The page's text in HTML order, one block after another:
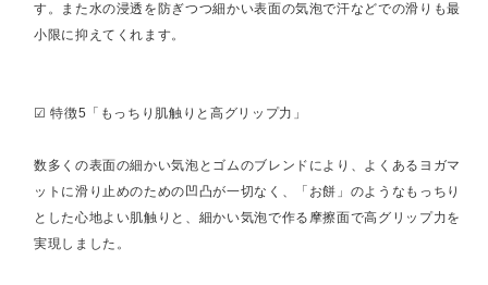
す。また水の浸透を防ぎつつ細かい表面の気泡で汗などでの滑りも最
小限に抑えてくれます。
☑︎ 特徴5「もっちり肌触りと高グリップ力」
数多くの表面の細かい気泡とゴムのブレンドにより、よくあるヨガマ
ットに滑り止めのための凹凸が一切なく、「お餅」のようなもっちり
とした心地よい肌触りと、細かい気泡で作る摩擦面で高グリップ力を
実現しました。